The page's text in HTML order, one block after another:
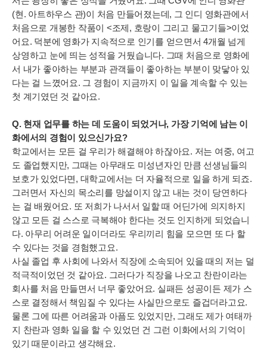
(현. 아트하우스 관)이 처음 만들어졌는데, 그 인디 영화관에서
처음으로 개봉한 작품이 <조제, 호랑이 그리고 물고기들>이었
어요. 덕분에 영화가 지속적으로 인기를 얻으면서 4개월 넘게
상영하고 눈에 띄는 성적을 거뒀습니다. 그때 처음으로 영화에
서 내가 좋아하는 부분과 관객들이 좋아하는 부분이 맞닿아 있
다는 걸 느꼈어요. 그 경험이 지금까지 이 일을 계속할 수 있는
첫 계기였던 것 같아요.
Q. 현재 업무를 하는 데 도움이 되었거나, 가장 기억에 남는 이
화에서의 경험이 있으신가요?
학교에서는 모든 걸 우리가 해결해야 하잖아요. 저는 여중, 여고
도 졸업했지만, 그때는 아무래도 미성년자인 만큼 선생님들의
보호가 있었다면, 대학교에서는 더 자율적으로 일을 하게 되죠.
그러면서 자신의 목소리를 망설이지 않고 내는 것이 당연하다
는 걸 배웠어요. 또 저희가 나서서 일할 때 어딘가에 의지하지
않고 모든 걸 스스로 극복해야 한다는 것도 인지하게 되었습니
다. 아무리 어려운 일이더라도 우리끼리 힘을 모으면 또 다 할
수 있다는 것을 경험했고요.
사실 졸업 후 사회에 나와서 직장에 소속되어 있을 때의 저는 덜
적극적이었던 것 같아요. 그러다가 직장을 나오고 찬란이라는
회사를 처음 만들면서 너무 좋았어요. 실패든 성공이든 제가 스
스로 결정해서 책임질 수 있다는 사실만으로도 즐겁더라고요.
물론 그에 따른 어려움과 아픔도 있었지만, 그래도 제가 여태까
지 찬란과 영화 일을 할 수 있었던 건 그런 이화에서의 기억이
있기 때문이라고 생각해요.